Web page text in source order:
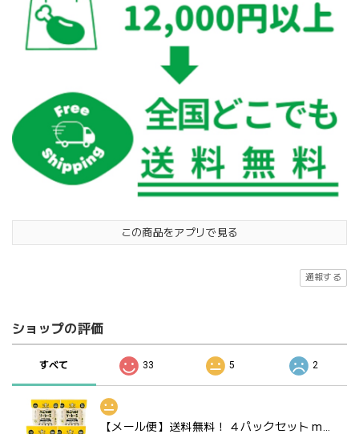
この商品をアプリで見る
通報する
ショップの評価
すべて 33 5 2